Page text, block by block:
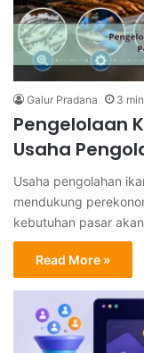
Galur Pradana 3
Pengelolaan
Usaha
Usaha pengolahan
mendukung
kebutuhan pasar
Read More »